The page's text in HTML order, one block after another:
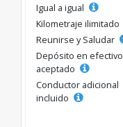
Igual a igual
Kilometraje ilimitado
Reunirse y Saludar
Depósito en efectivo
aceptado
Conductor adicional
incluido